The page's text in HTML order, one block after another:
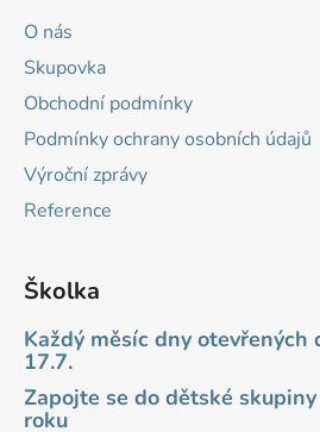
O nás
Skupovka
Obchodní podmínky
Podmínky ochrany osobních údajů
Výroční zprávy
Reference
Školka
Každý měsíc dny otevřených
17.7.
Zapojte se do dětské
roku